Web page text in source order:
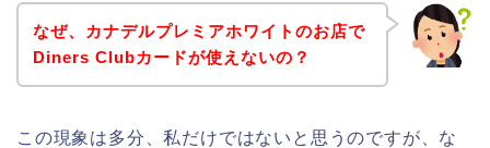
なぜ、カナデルプレミアホワイトのお店で
Diners Clubカードが使えないの？
この現象は多分、私だけではないと思うのですが、な